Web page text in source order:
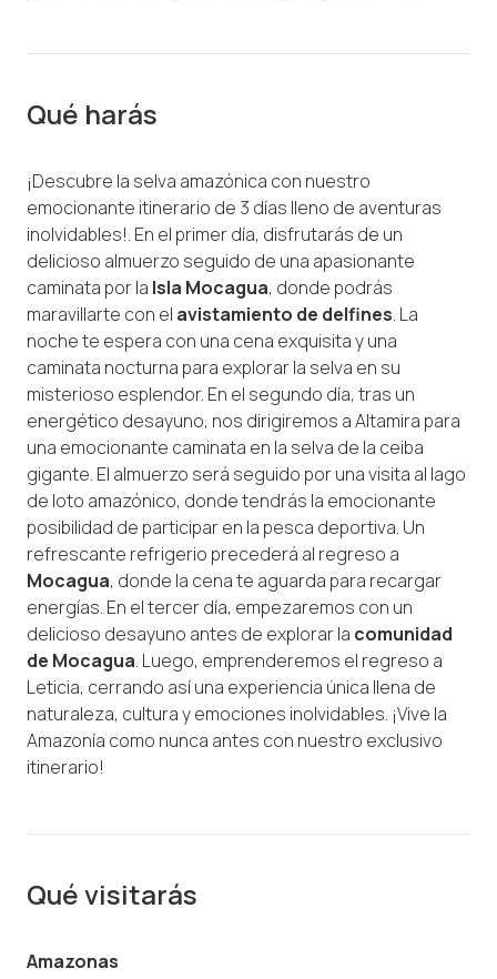
Qué harás
¡Descubre la selva amazónica con nuestro
emocionante itinerario de 3 días lleno de aventuras
inolvidables!. En el primer día, disfrutarás de un
delicioso almuerzo seguido de una apasionante
caminata por la Isla Mocagua, donde podrás
maravillarte con el avistamiento de delfines. La
noche te espera con una cena exquisita y una
caminata nocturna para explorar la selva en su
misterioso esplendor. En el segundo día, tras un
energético desayuno, nos dirigiremos a Altamira para
una emocionante caminata en la selva de la ceiba
gigante. El almuerzo será seguido por una visita al lago
de loto amazónico, donde tendrás la emocionante
posibilidad de participar en la pesca deportiva. Un
refrescante refrigerio precederá al regreso a
Mocagua, donde la cena te aguarda para recargar
energías. En el tercer día, empezaremos con un
delicioso desayuno antes de explorar la comunidad
de Mocagua. Luego, emprenderemos el regreso a
Leticia, cerrando así una experiencia única llena de
naturaleza, cultura y emociones inolvidables. ¡Vive la
Amazonía como nunca antes con nuestro exclusivo
itinerario!
Qué visitarás
Amazonas